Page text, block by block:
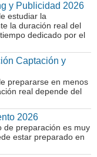
y Publicidad 2026
estudiar la
la duración real del
dedicado por el
Captación y
prepararse en menos
real depende del
2026
de preparación es muy
estar preparado en